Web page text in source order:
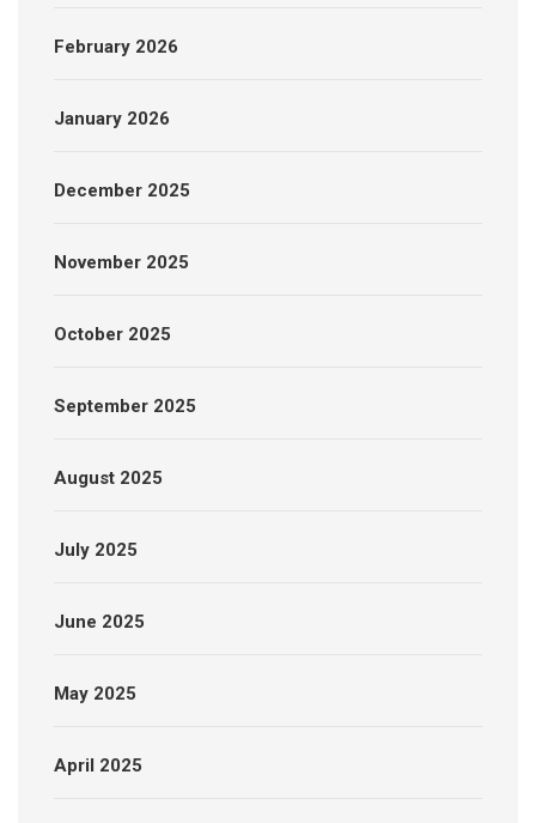
February 2026
January 2026
December 2025
November 2025
October 2025
September 2025
August 2025
July 2025
June 2025
May 2025
April 2025